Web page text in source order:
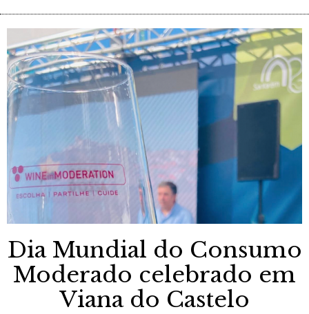
Dia Mundial do Consumo
Moderado celebrado em
Viana do Castelo